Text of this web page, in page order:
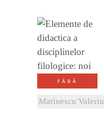
FĂRĂ
Marinescu Valeriu
VEZI
DETALII